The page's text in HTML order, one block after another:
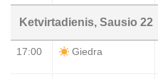
Ketvirtadienis, Sausio 22
17:00 Giedra